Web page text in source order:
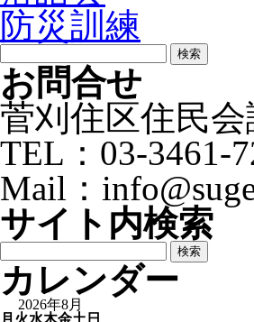
防災訓練
検
索:
お問合せ
菅刈住区住民
TEL：03-3461-
Mail：
サイト内検索
検
索:
カレンダー
2026年8月
月 火水木金土 日